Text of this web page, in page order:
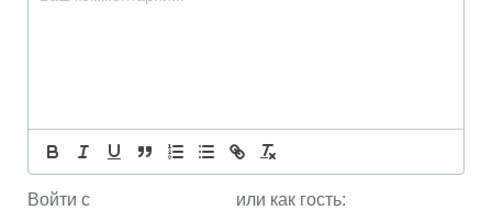
Войти с или как гость: